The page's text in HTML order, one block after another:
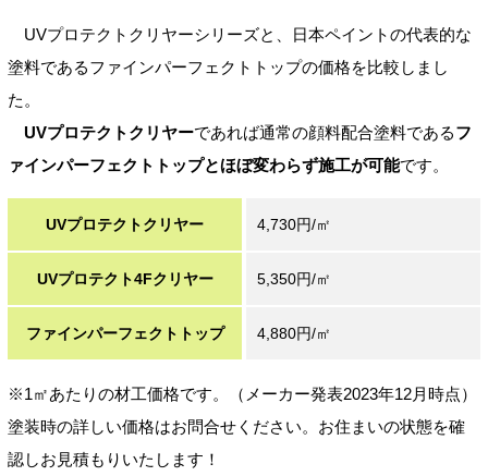
UVプロテクトクリヤーシリーズと、日本ペイントの代表的な
塗料であるファインパーフェクトトップの価格を比較しまし
た。
UVプロテクトクリヤーであれば通常の顔料配合塗料であるフ
ァインパーフェクトトップとほぼ変わらず施工が可能です。
UVプロテクトクリヤー 4,730円/㎡
UVプロテクト4Fクリヤー 5,350円/㎡
ファインパーフェクトトップ 4,880円/㎡
※1㎡あたりの材工価格です。（メーカー発表2023年12月時点）
塗装時の詳しい価格はお問合せください。お住まいの状態を確
認しお見積もりいたします！